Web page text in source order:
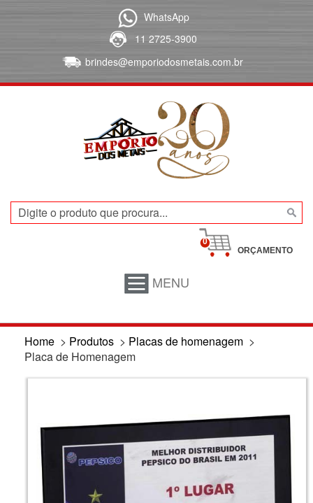
WhatsApp
11 2725-3900
brindes@emporiodosmetais.com.br
0
ORÇAMENTO
MENU
Home > Produtos > Placas de homenagem >
Placa de Homenagem